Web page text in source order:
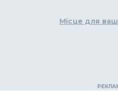
Місце для